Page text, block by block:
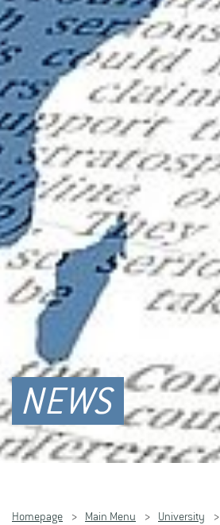
NEWS
Homepage Main Menu University